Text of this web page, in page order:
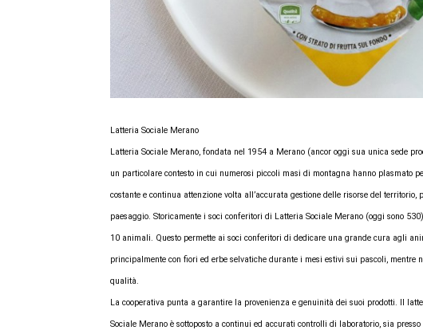
Latteria Sociale Merano
Latteria Sociale Merano, fondata nel 1954 a Merano (ancor oggi sua unica sede
un particolare contesto in cui numerosi piccoli masi di montagna hanno plasmato
costante e continua attenzione volta all’accurata gestione delle risorse del
paesaggio. Storicamente i soci conferitori di Latteria Sociale Merano (oggi sono
10 animali. Questo permette ai soci conferitori di dedicare una grande cura agli
principalmente con fiori ed erbe selvatiche durante i mesi estivi sui pascoli, mentre
qualità.
La cooperativa punta a garantire la provenienza e genuinità dei suoi prodotti. Il
Sociale Merano è sottoposto a continui ed accurati controlli di laboratorio, sia